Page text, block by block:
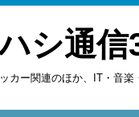
シ通信
カー関連のほか、IT・音楽